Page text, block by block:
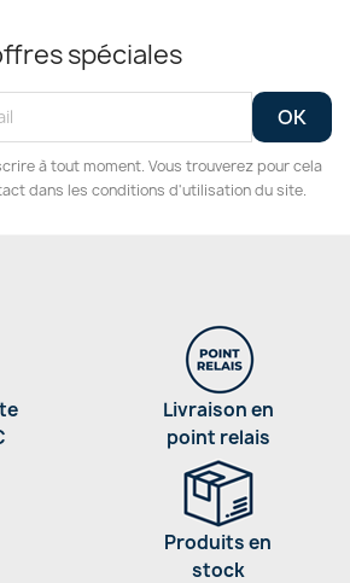
spéciales
à tout moment. Vous trouverez pour cela
dans les conditions d'utilisation du site.
Livraison en
point relais
Produits en
stock